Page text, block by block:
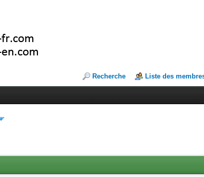
Recherche Liste des